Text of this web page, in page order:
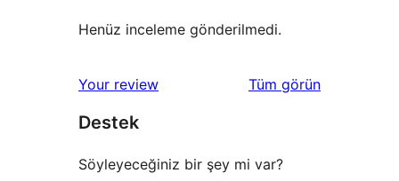
Henüz inceleme gönderilmedi.
Your review Tüm değerlendirmeleri
görün
Destek
Söyleyeceğiniz bir şey mi var?